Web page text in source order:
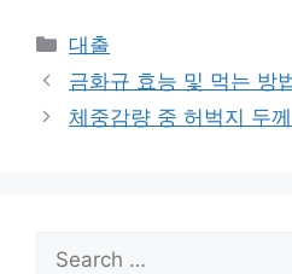
Categories
대출
금화규 효능 및 먹는 방
체중감량 중 허벅지 두